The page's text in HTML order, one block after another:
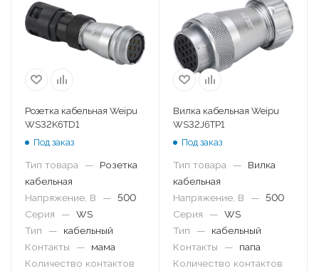
Розетка кабельная Weipu
WS32K6TD1
Под заказ
Тип товара —
Розетка
кабельная
Напряжение, В
— 500
Серия
— WS
Тип
—
кабельный
Контакты
—
мама
Количество контактов
Вилка кабельная Weipu
WS32J6TP1
Под заказ
Тип товара —
Вилка
кабельная
Напряжение, В
— 500
Серия
— WS
Тип
—
кабельный
Контакты
—
папа
Количество контактов